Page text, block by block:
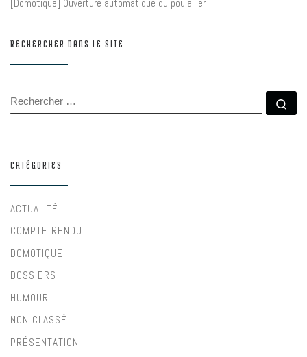
[Domotique] Ouverture automatique du poulailler
RECHERCHER DANS LE SITE
RECHERCHER
CATÉGORIES
ACTUALITÉ
COMPTE RENDU
DOMOTIQUE
DOSSIERS
HUMOUR
NON CLASSÉ
PRÉSENTATION